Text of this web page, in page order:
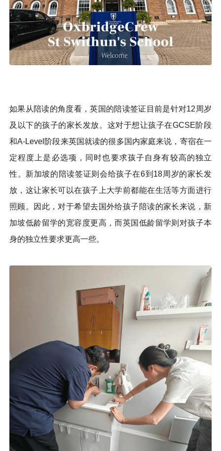
如果从陪读的角度看，英国的陪读签证目前是针对12周岁
及以下的孩子的家长发放。这对于想让孩子在GCSE阶段
和A-Level阶段来英国就读的很多国内家庭来说，寄宿在一
定程度上是必选项，同时也要求孩子自身有较高的独立
性。新加坡的陪读签证则会给孩子在6到18周岁的家长发
放，这让家长可以在孩子上大学前都能在生活等方面进行
照顾。因此，对于希望去国外给孩子陪读的家长来说，新
加坡低龄留学的宽容度更高，而英国低龄留学则对孩子本
身的独立性要求更高一些。